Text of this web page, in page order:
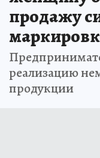
продажу
реализацию
продукции